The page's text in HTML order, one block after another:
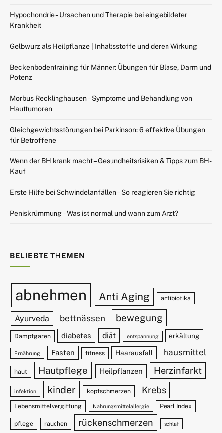
Hypochondrie – Ursachen und Therapie bei eingebildeter
Krankheit
Gelbwurz als Heilpflanze | Inhaltsstoffe und deren Wirkung
Beckenbodentraining für Männer: Übungen für Blase, Darm und
Potenz
Morbus Recklinghausen – Symptome und Behandlung von
Hauttumoren
Gleichgewichtsstörungen bei Parkinson: 6 effektive Übungen
für Betroffene
Wenn der BH krank macht – Gesundheitsrisiken & Tipps zum BH-
Kauf
Erste Hilfe bei Schwindelanfällen – So reagieren Sie richtig
Peniskrümmung – Was ist normal und wann zum Arzt?
BELIEBTE THEMEN
abnehmen Anti Aging antibiotika
Ayurveda bettnässen bewegung
Dampfgaren diabetes diät entspannung erkältung
Ernährung Fasten fitness Haarausfall hausmittel
haut Hautpflege Heilpflanzen Herzinfarkt
infektion kinder kopfschmerzen Krebs
Lebensmittelvergiftung Nahrungsmittelallergie Pearl Index
pflege rauchen rückenschmerzen schlaf